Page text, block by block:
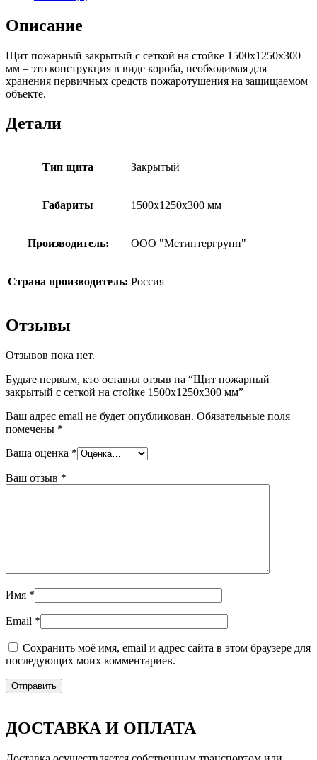
Описание
Щит пожарный закрытый с сеткой на стойке 1500х1250х300
мм – это конструкция в виде короба, необходимая для
хранения первичных средств пожаротушения на защищаемом
объекте.
Детали
Тип щита Закрытый
Габариты 1500х1250х300 мм
Производитель: ООО "Метинтергрупп"
Страна производитель: Россия
Отзывы
Отзывов пока нет.
Будьте первым, кто оставил отзыв на “Щит пожарный
закрытый с сеткой на стойке 1500х1250х300 мм”
Ваш адрес email не будет опубликован. Обязательные поля
помечены *
Ваша оценка *
Ваш отзыв *
Имя *
Email *
Сохранить моё имя, email и адрес сайта в этом браузере для
последующих моих комментариев.
ДОСТАВКА И ОПЛАТА